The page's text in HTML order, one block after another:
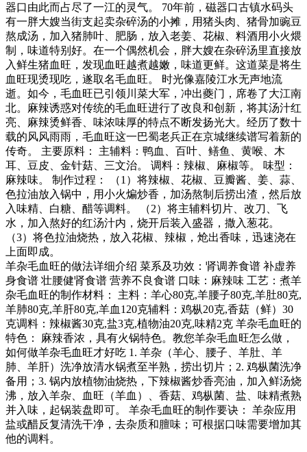
器口由此而占尽了一江的灵气。 70年前，磁器口古镇水码头
有一胖大嫂当街支起卖杂碎汤的小摊，用猪头肉、猪骨加豌豆
熬成汤，加入猪肺叶、肥肠，放入老姜、花椒、料酒用小火煨
制，味道特别好。在一个偶然机会，胖大嫂在杂碎汤里直接放
入鲜生猪血旺，发现血旺越煮越嫩，味道更鲜。这道菜是将生
血旺现烫现吃，遂取名毛血旺。 时光像嘉陵江水无声地流
逝。如今，毛血旺已引领川菜大军，冲出夔门，席卷了大江南
北。麻辣诱惑对传统的毛血旺进行了改良和创新，将其汤汁红
亮、麻辣烫鲜香、味浓味厚的特点不断发扬光大。经历了数十
载的风风雨雨，毛血旺这一巴蜀老兵正在京城继续谱写着新的
传奇。 主要原料： 主辅料：鸭血、百叶、鳝鱼、黄喉、木
耳、豆皮、金针菇、三文治。 调料：辣椒、麻椒等。 味型：
麻辣味。 制作过程： （1）将辣椒、花椒、豆瓣酱、姜、蒜、
色拉油放入锅中，用小火煸炒香，加汤熬制后捞出渣，然后放
入味精、白糖、醋等调料。 （2）将主辅料切片、改刀、飞
水，加入熬好的红汤汁内，烧开后装入盛器，撒入葱花。
（3）将色拉油烧热，放入花椒、辣椒，炝出香味，迅速浇在
上面即成。
羊杂毛血旺的做法详细介绍 菜系及功效：肾调养食谱 补虚养
身食谱 壮腰健肾食谱 营养不良食谱 口味：麻辣味 工艺：煮羊
杂毛血旺的制作材料： 主料：羊心80克,羊腰子80克,羊肚80克,
羊肺80克,羊肝80克,羊血120克辅料：鸡枞20克,香菇（鲜）30
克调料：辣椒酱30克,盐3克,植物油20克,味精2克 羊杂毛血旺的
特色： 麻辣香浓，具有火锅特色。教您羊杂毛血旺怎么做，
如何做羊杂毛血旺才好吃 1. 羊杂（羊心、腰子、羊肚、羊
肺、羊肝）洗净放清水锅煮至半熟，捞出切片；2. 鸡枞菌洗净
备用；3. 锅内放植物油烧热，下辣椒酱炒香亮油，加入鲜汤烧
沸，放入羊杂、血旺（羊血）、香菇、鸡枞菌、盐、味精煮熟
并入味，起锅装盘即可。 羊杂毛血旺的制作要诀： 羊杂应用
盐或醋反复清洗干净，去杂质和膻味；可根据口味需要增加其
他的调料。